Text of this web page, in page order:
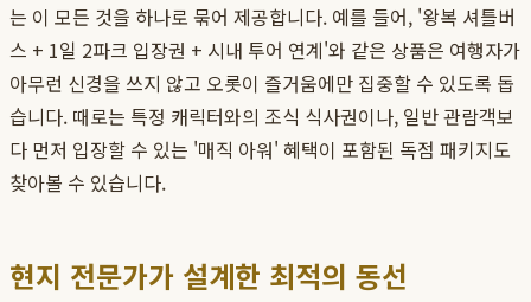
는 이 모든 것을 하나로 묶어 제공합니다. 예를 들어, '왕복 셔틀버
스 + 1일 2파크 입장권 + 시내 투어 연계'와 같은 상품은 여행자가
아무런 신경을 쓰지 않고 오롯이 즐거움에만 집중할 수 있도록 돕
습니다. 때로는 특정 캐릭터와의 조식 식사권이나, 일반 관람객보
다 먼저 입장할 수 있는 '매직 아워' 혜택이 포함된 독점 패키지도
찾아볼 수 있습니다.
현지 전문가가 설계한 최적의 동선